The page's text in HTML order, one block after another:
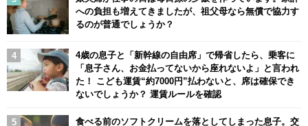
への負担も増えてきましたが、祖父母なら無償で協力す
るのが普通でしょうか？
4歳の息子と「新幹線の自由席」で帰省したら、乗客に
「息子さん、お金払ってないから座れないよ」と言われ
た！ こども運賃“約7000円”払わないと、席は確保でき
ないでしょうか？ 運賃ルールを確認
食べる前のソフトクリームを落としてしまった息子。交